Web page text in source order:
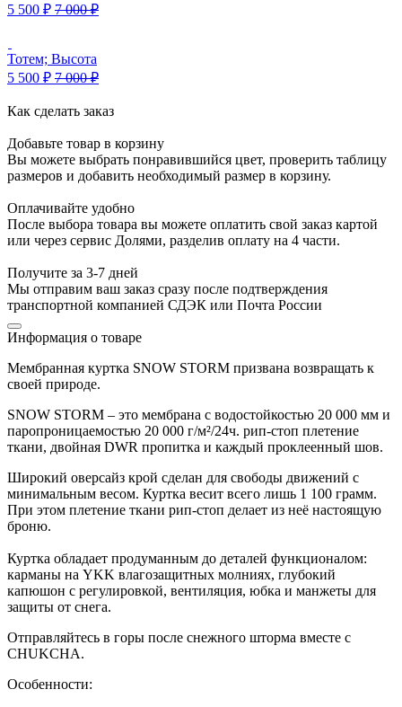
5 500 ₽ 7 000₽
Тотем; Высота
5 500 ₽ 7 000₽
Как сделать заказ
Добавьте товар в корзину
Вы можете выбрать понравившийся цвет, проверить таблицу
размеров и добавить необходимый размер в корзину.
Оплачивайте удобно
После выбора товара вы можете оплатить свой заказ картой
или через сервис Долями, разделив оплату на 4 части.
Получите за 3-7 дней
Мы отправим ваш заказ сразу после подтверждения
транспортной компанией СДЭК или Почта России
Информация о товаре
Мембранная куртка SNOW STORM призвана возвращать к
своей природе.
SNOW STORM – это мембрана с водостойкостью 20 000 мм и
паропроницаемостью 20 000 г/м²/24ч. рип-стоп плетение
ткани, двойная DWR пропитка и каждый проклеенный шов.
Широкий оверсайз крой сделан для свободы движений с
минимальным весом. Куртка весит всего лишь 1 100 грамм.
При этом плетение ткани рип-стоп делает из неё настоящую
броню.
Куртка обладает продуманным до деталей функционалом:
карманы на YKK влагозащитных молниях, глубокий
капюшон с регулировкой, вентиляция, юбка и манжеты для
защиты от снега.
Отправляйтесь в горы после снежного шторма вместе с
CHUKCHA.
Особенности: